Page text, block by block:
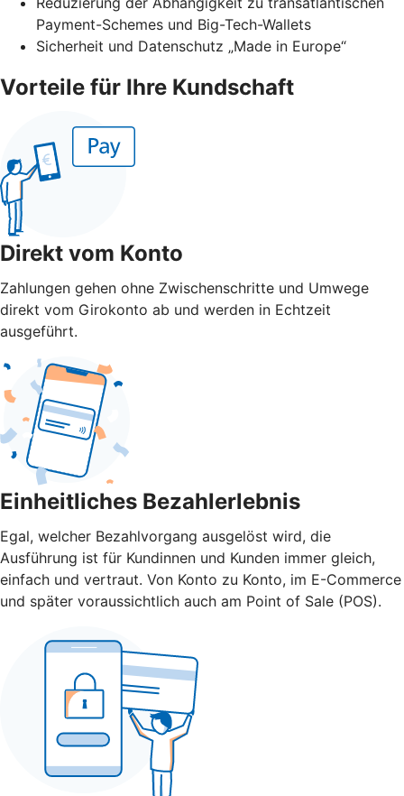
Payment-Schemes und Big-Tech-Wallets
Sicherheit und Datenschutz „Made in Europe“
Vorteile für Ihre Kundschaft
Direkt vom Konto
Zahlungen gehen ohne Zwischenschritte und Umwege
direkt vom Girokonto ab und werden in Echtzeit
ausgeführt.
Einheitliches Bezahlerlebnis
Egal, welcher Bezahlvorgang ausgelöst wird, die
Ausführung ist für Kundinnen und Kunden immer gleich,
einfach und vertraut. Von Konto zu Konto, im E-Commerce
und später voraussichtlich auch am Point of Sale (POS).